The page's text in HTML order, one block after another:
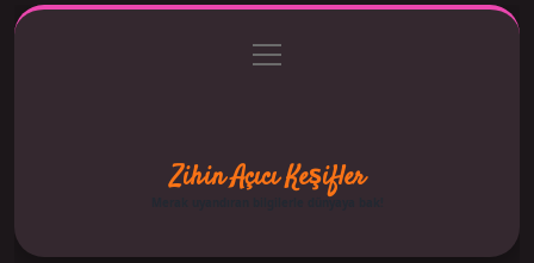
Gizlilik Politikası
menüyü
aç
Zihin Açıcı Keşifler
Merak uyandıran bilgilerle dünyaya bak!